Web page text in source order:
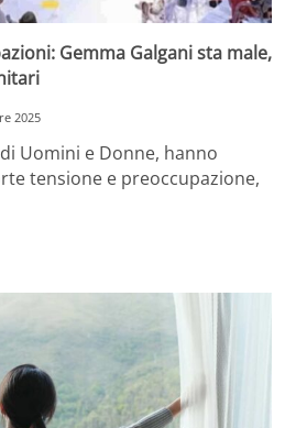
Gemma Galgani sta male,
2025
Uomini e Donne, hanno
tensione e preoccupazione,